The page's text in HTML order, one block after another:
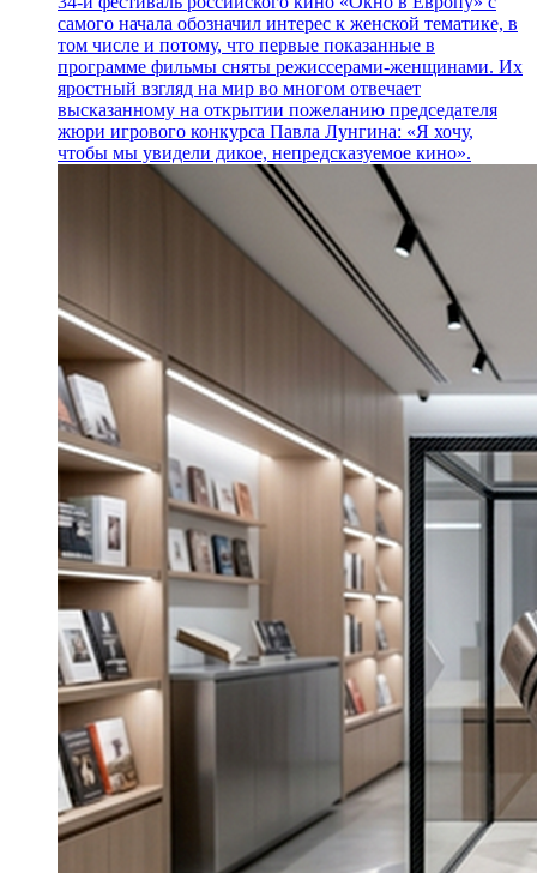
самого начала обозначил интерес к женской тематике, в
том числе и потому, что первые показанные в
программе фильмы сняты режиссерами-женщинами. Их
яростный взгляд на мир во многом отвечает
высказанному на открытии пожеланию председателя
жюри игрового конкурса Павла Лунгина: «Я хочу,
чтобы мы увидели дикое, непредсказуемое кино».